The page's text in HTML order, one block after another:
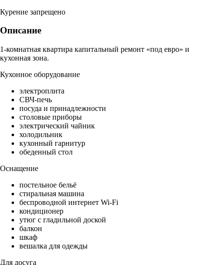
Курение запрещено
Описание
1-комнатная квартира капитальный ремонт «под евро» и
кухонная зона.
Кухонное оборудование
электроплита
СВЧ-печь
посуда и принадлежности
столовые приборы
электрический чайник
холодильник
кухонный гарнитур
обеденный стол
Оснащение
постельное бельё
стиральная машина
беспроводной интернет Wi-Fi
кондиционер
утюг с гладильной доской
балкон
шкаф
вешалка для одежды
Для досуга